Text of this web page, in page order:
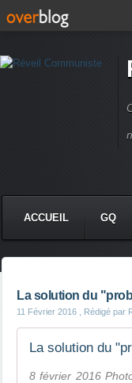
ACCUEIL GQ
La solution du
11 Février 2016 , Rédigé par
8 février 2016